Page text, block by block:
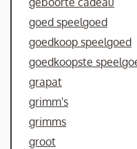
goed speelgoed
goedkoop speelgoed
goedkoopste
grapat
grimm's
grimms
groot